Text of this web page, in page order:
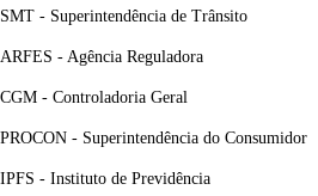
SMT - Superintendência de Trânsito
ARFES - Agência Reguladora
CGM - Controladoria Geral
PROCON - Superintendência do Consumidor
IPFS - Instituto de Previdência